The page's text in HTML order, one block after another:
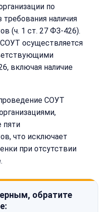
по
требования наличия
(ч. 1 ст. 27 ФЗ-426).
осуществляется
включая наличие
СОУТ
что исключает
при отсутствии
обратите